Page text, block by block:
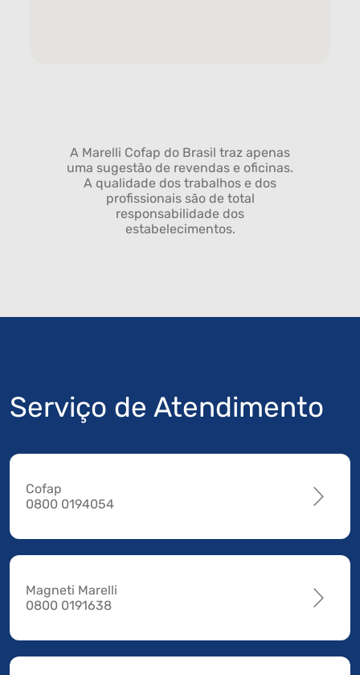
A Marelli Cofap do Brasil traz apenas
uma sugestão de revendas e oficinas.
A qualidade dos trabalhos e dos
profissionais são de total
responsabilidade dos
estabelecimentos.
Serviço de Atendimento
Cofap
0800 0194054
Magneti Marelli
0800 0191638